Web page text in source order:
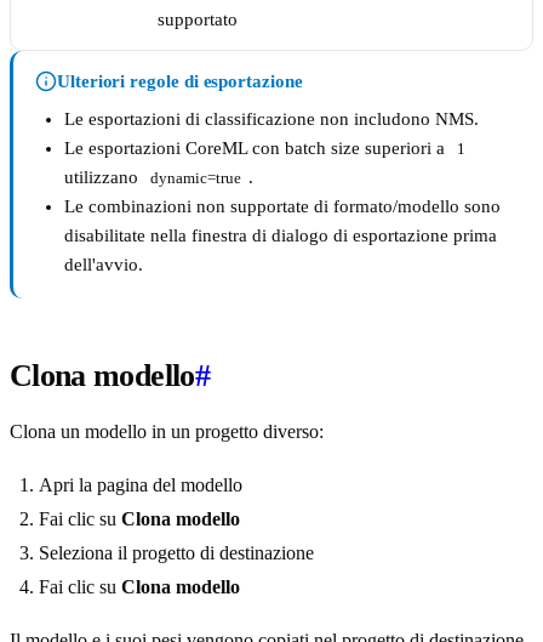
supportato
Ulteriori regole di esportazione
Le esportazioni di classificazione non includono NMS.
Le esportazioni CoreML con batch size superiori a
1
utilizzano dynamic=true .
Le combinazioni non supportate di formato/modello sono
disabilitate nella finestra di dialogo di esportazione prima
dell'avvio.
Clona modello#
Clona un modello in un progetto diverso:
Apri la pagina del modello
Fai clic su Clona modello
Seleziona il progetto di destinazione
Fai clic su Clona modello